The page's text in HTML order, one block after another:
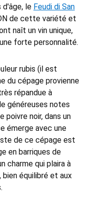
d'âge, le Feudi di San
de cette variété et
naît un vin unique,
forte personnalité.
rubis (il est
du cépage provienne
répandue à
généreuses notes
poivre noir, dans un
émerge avec une
de ce cépage est
en barriques de
charme qui plaira à
bien équilibré et aux